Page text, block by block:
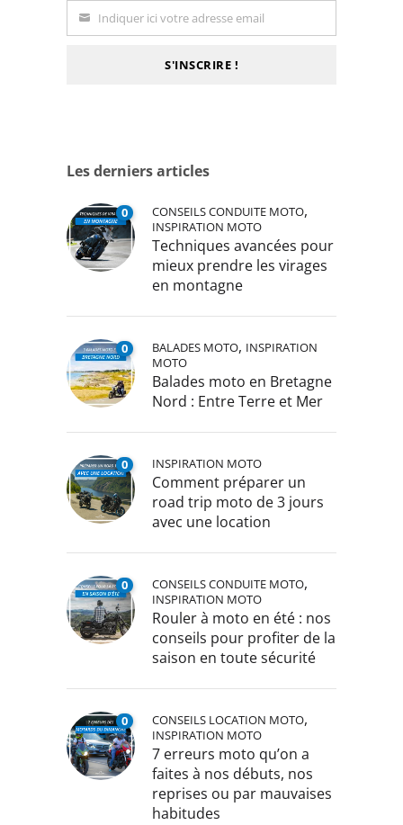
EmailIndiquer ici votre adresse email
S'INSCRIRE !
Les derniers articles
0 CONSEILS CONDUITE MOTO,
INSPIRATION MOTO
Techniques avancées pour
mieux prendre les virages
en montagne
0 BALADES MOTO, INSPIRATION
MOTO
Balades moto en Bretagne
Nord : Entre Terre et Mer
0 INSPIRATION MOTO
Comment préparer un
road trip moto de 3 jours
avec une location
0 CONSEILS CONDUITE MOTO,
INSPIRATION MOTO
Rouler à moto en été : nos
conseils pour profiter de la
saison en toute sécurité
0 CONSEILS LOCATION MOTO,
INSPIRATION MOTO
7 erreurs moto qu’on a
faites à nos débuts, nos
reprises ou par mauvaises
habitudes